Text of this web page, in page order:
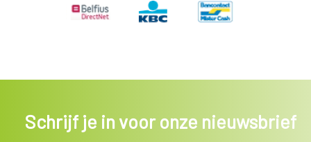
Schrijf je in voor onze nieuwsbrief